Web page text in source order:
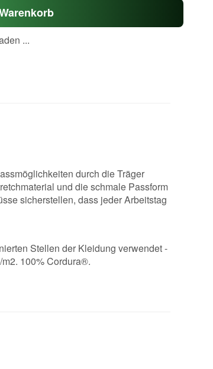
...
durch die Träger
und die schmale Passform
sicherstellen, dass jeder Arbeitstag
Stellen der Kleidung verwendet -
100% Cordura®.